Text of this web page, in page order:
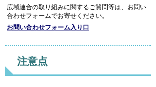
広域連合の取り組みに関するご質問等は、お問い
合わせフォームでお寄せください。
お問い合わせフォーム入り口
注意点